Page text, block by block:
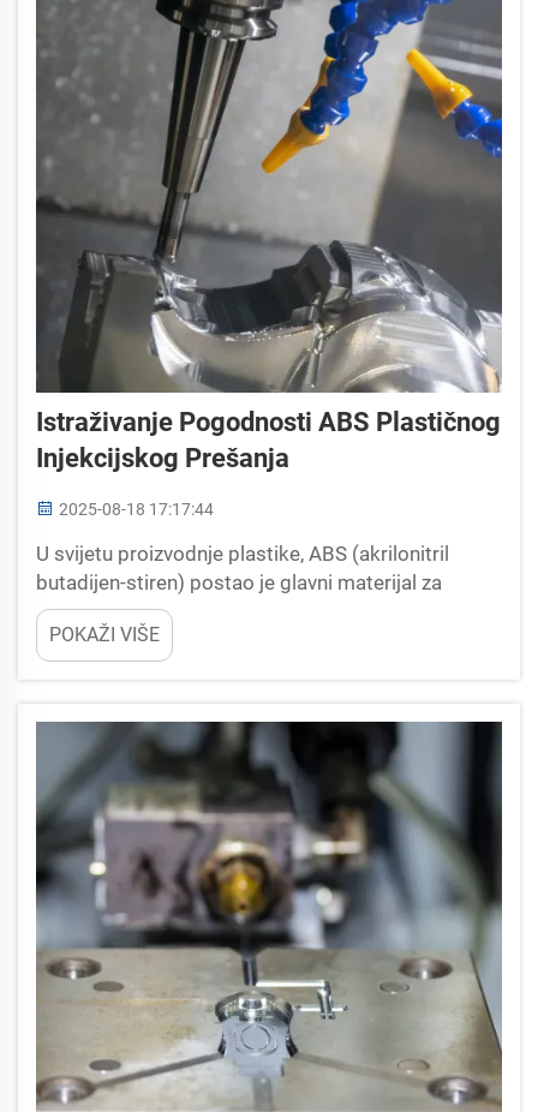
Istraživanje Pogodnosti ABS Plastičnog
Injekcijskog Prešanja
2025-08-18 17:17:44
U svijetu proizvodnje plastike, ABS (akrilonitril
butadijen-stiren) postao je glavni materijal za
injektiranje, poznat po iznimnoj ravnoteži
mehaničke čvrstoće, fleksibilnosti dizajna i
troškovno učinkovitosti. ABS plasti...
POKAŽI VIŠE